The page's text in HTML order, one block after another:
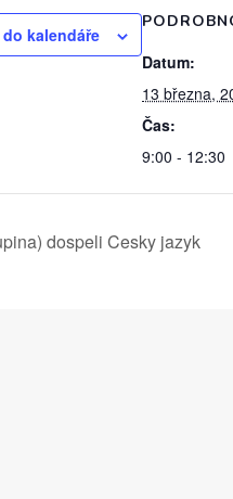
kalendáře
Datum:
13 března,
Čas:
9:00 - 12:30
dospeli Cesky jazyk